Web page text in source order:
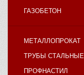
ГАЗОБЕТОН
МЕТАЛЛОПРОКАТ
ТРУБЫ СТАЛЬНЫЕ
ПРОФНАСТИЛ